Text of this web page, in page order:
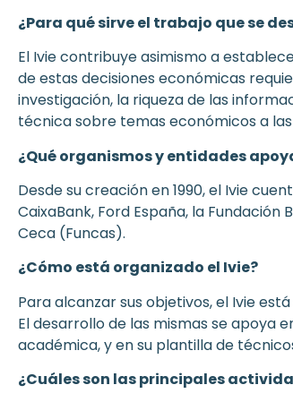
¿Para qué sirve el trabajo que se
El Ivie contribuye asimismo a
de estas decisiones económicas
investigación, la riqueza de las
técnica sobre temas económicos a
¿Qué organismos y entidades
Desde su creación en 1990, el Ivie
CaixaBank, Ford España, la
Ceca (Funcas).
¿Cómo está organizado el Ivie?
Para alcanzar sus objetivos, el Ivie
El desarrollo de las mismas se apoya
académica, y en su plantilla de
¿Cuáles son las principales